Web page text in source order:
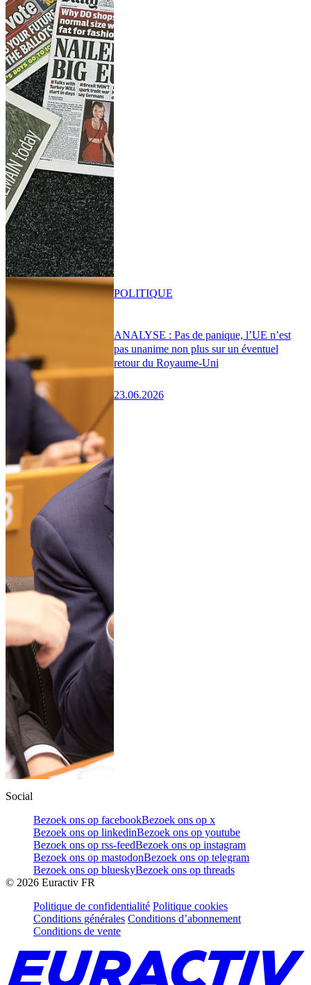
ANALYSE : Pas de panique, l’UE n’est
pas unanime non plus sur un éventuel
retour du Royaume-Uni
23.06.2026
POLITIQUE
Social
Bezoek ons op facebookBezoek ons op x
Bezoek ons op linkedinBezoek ons op youtube
Bezoek ons op rss-feedBezoek ons op instagram
Bezoek ons op mastodonBezoek ons op telegram
Bezoek ons op blueskyBezoek ons op threads
© 2026 Euractiv FR
Politique de confidentialité Politique cookies
Conditions générales Conditions d’abonnement
Conditions de vente